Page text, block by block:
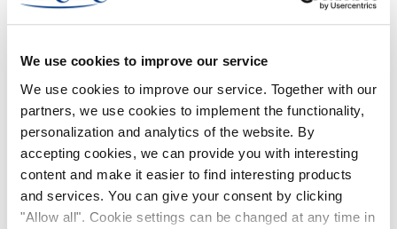
We use cookies to improve our service
We use cookies to improve our service. Together with our
partners, we use cookies to implement the functionality,
personalization and analytics of the website. By
accepting cookies, we can provide you with interesting
content and make it easier to find interesting products
and services. You can give your consent by clicking
"Allow all". Cookie settings can be changed at any time in